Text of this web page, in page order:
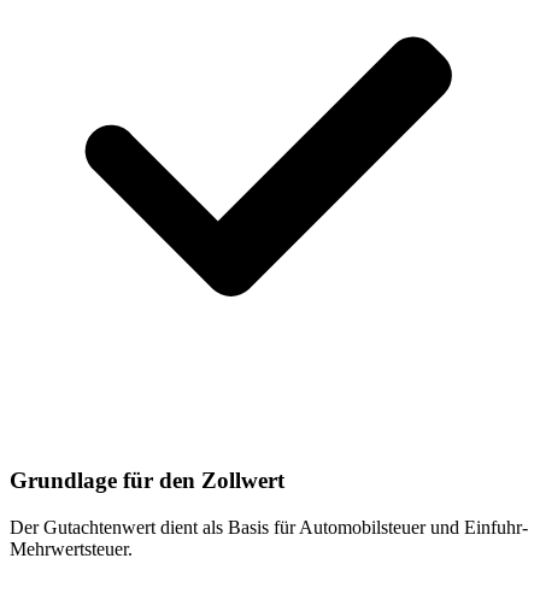
Grundlage für den Zollwert
Der Gutachtenwert dient als Basis für Automobilsteuer und Einfuhr-
Mehrwertsteuer.